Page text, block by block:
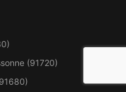
(91720)